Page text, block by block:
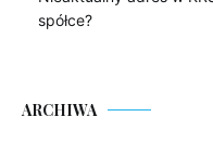
spółce?
ARCHIWA